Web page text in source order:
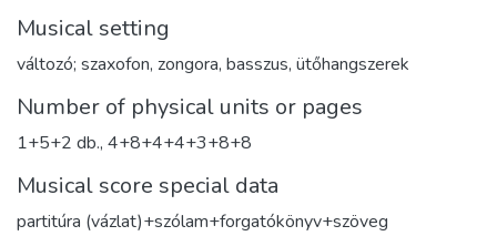
Musical setting
változó; szaxofon, zongora, basszus, ütőhangszerek
Number of physical units or pages
1+5+2 db., 4+8+4+4+3+8+8
Musical score special data
partitúra (vázlat)+szólam+forgatókönyv+szöveg